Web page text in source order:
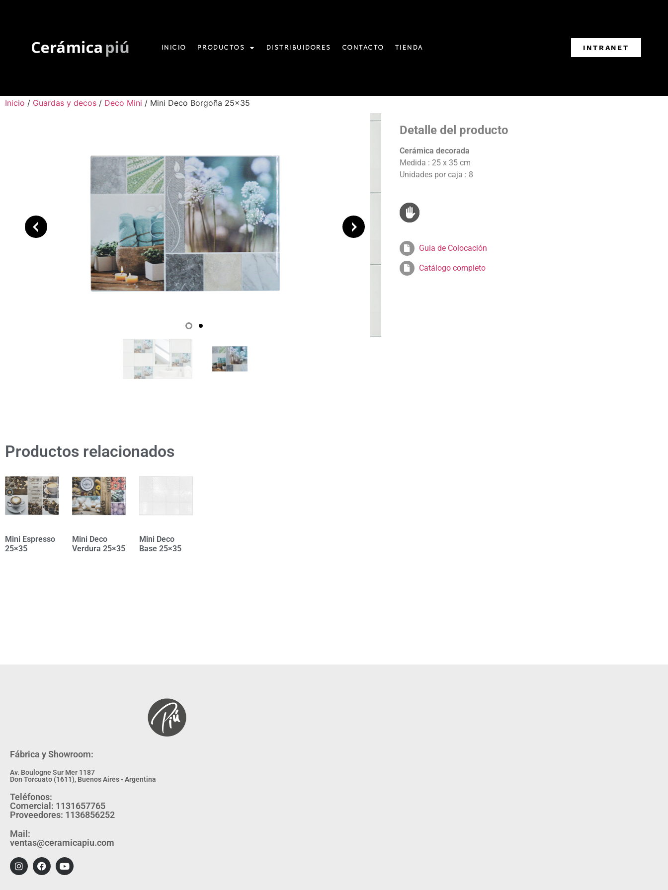
INICIO PRODUCTOS DISTRIBUIDORES CONTACTO TIENDA INTRANET
Inicio / Guardas y decos / Deco Mini / Mini Deco Borgoña 25×35
Detalle del producto
Cerámica decorada
Medida : 25 x 35 cm
Unidades por caja : 8
Guia de Colocación
Catálogo completo
Productos relacionados
Mini Espresso
25×35
Mini Deco
Verdura 25×35
Mini Deco
Base 25×35
Fábrica y Showroom:
Av. Boulogne Sur Mer 1187
Don Torcuato (1611), Buenos Aires - Argentina
Teléfonos:
Comercial: 1131657765
Proveedores: 1136856252
Mail:
ventas@ceramicapiu.com